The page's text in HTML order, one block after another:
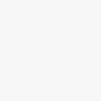
die im